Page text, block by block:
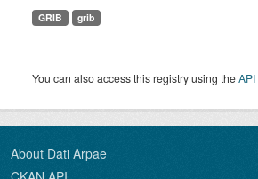
GRIB grib
You can also access this registry using theAPI
About Dati Arpae